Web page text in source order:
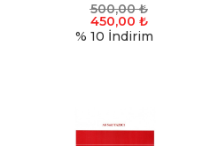
500,00₺
450,00 ₺
% 10 İndirim